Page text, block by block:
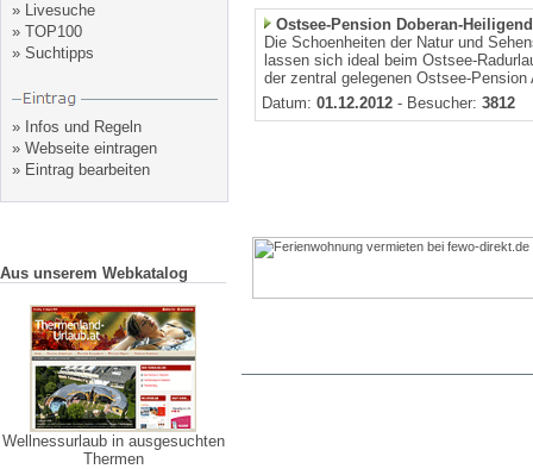
» Livesuche
» TOP100
» Suchtipps
» Infos und Regeln
» Webseite eintragen
» Eintrag bearbeiten
Aus unserem Webkatalog
Wellnessurlaub in ausgesuchten
Thermen
Ostsee-Pension Doberan-
Die Schoenheiten der Natur und
lassen sich ideal beim Ostsee-
der zentral gelegenen Ostsee-
Datum: 01.12.2012 - Besucher: 3812